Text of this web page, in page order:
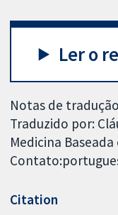
Ler o
Notas de tradução
Traduzido por:
Medicina
Citation